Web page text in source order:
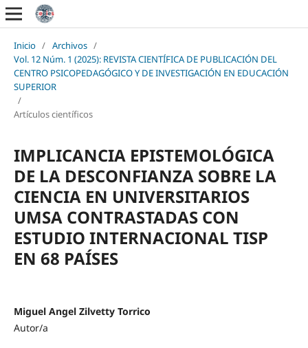
Inicio / Archivos /
Vol. 12 Núm. 1 (2025): REVISTA CIENTÍFICA DE PUBLICACIÓN DEL
CENTRO PSICOPEDAGÓGICO Y DE INVESTIGACIÓN EN EDUCACIÓN
SUPERIOR
/
Artículos científicos
IMPLICANCIA EPISTEMOLÓGICA
DE LA DESCONFIANZA SOBRE LA
CIENCIA EN UNIVERSITARIOS
UMSA CONTRASTADAS CON
ESTUDIO INTERNACIONAL TISP
EN 68 PAÍSES
Miguel Angel Zilvetty Torrico
Autor/a